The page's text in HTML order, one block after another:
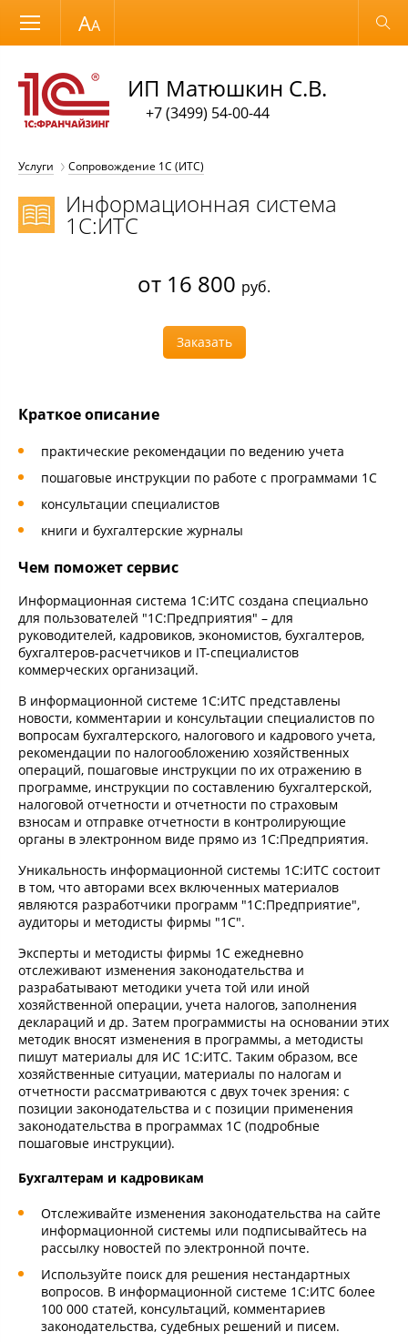
Размер шрифта Обычная версия
ИП Матюшкин С.В.
+7 (3499) 54-00-44
Услуги Сопровождение 1С (ИТС)
Информационная система
1С:ИТС
от 16 800 руб.
Заказать
Краткое описание
практические рекомендации по ведению учета
пошаговые инструкции по работе с программами 1С
консультации специалистов
книги и бухгалтерские журналы
Чем поможет сервис
Информационная система 1С:ИТС создана специально
для пользователей "1С:Предприятия" – для
руководителей, кадровиков, экономистов, бухгалтеров,
бухгалтеров-расчетчиков и IT-специалистов
коммерческих организаций.
В информационной системе 1С:ИТС представлены
новости, комментарии и консультации специалистов по
вопросам бухгалтерского, налогового и кадрового учета,
рекомендации по налогообложению хозяйственных
операций, пошаговые инструкции по их отражению в
программе, инструкции по составлению бухгалтерской,
налоговой отчетности и отчетности по страховым
взносам и отправке отчетности в контролирующие
органы в электронном виде прямо из 1С:Предприятия.
Уникальность информационной системы 1С:ИТС состоит
в том, что авторами всех включенных материалов
являются разработчики программ "1С:Предприятие",
аудиторы и методисты фирмы "1С".
Эксперты и методисты фирмы 1С ежедневно
отслеживают изменения законодательства и
разрабатывают методики учета той или иной
хозяйственной операции, учета налогов, заполнения
деклараций и др. Затем программисты на основании этих
методик вносят изменения в программы, а методисты
пишут материалы для ИС 1С:ИТС. Таким образом, все
хозяйственные ситуации, материалы по налогам и
отчетности рассматриваются с двух точек зрения: с
позиции законодательства и с позиции применения
законодательства в программах 1С (подробные
пошаговые инструкции).
Бухгалтерам и кадровикам
Отслеживайте изменения законодательства на сайте
информационной системы или подписывайтесь на
рассылку новостей по электронной почте.
Используйте поиск для решения нестандартных
вопросов. В информационной системе 1С:ИТС более
100 000 статей, консультаций, комментариев
законодательства, судебных решений и писем.